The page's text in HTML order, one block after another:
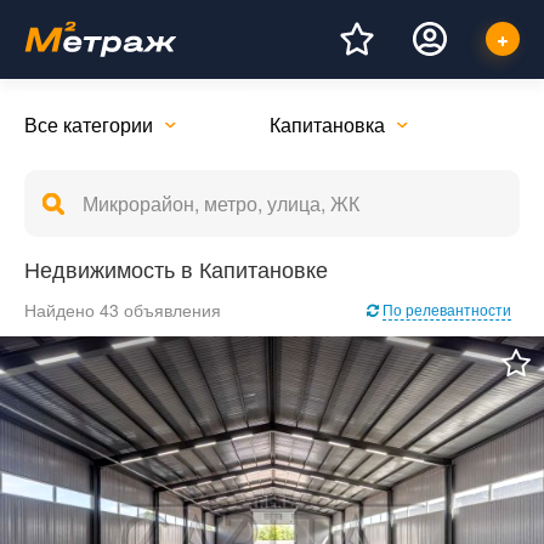
Все категории Капитановка
Недвижимость в Капитановке
Найдено 43 объявления По релевантности